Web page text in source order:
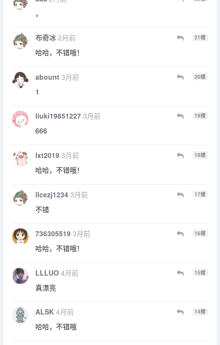
，
布奇冰 2月前 21楼
哈哈，不错哦！
abount 3月前 20楼
1
liuki19851227 3月前 19楼
666
lxt2019 3月前 18楼
哈哈，不错哦！
llcezj1234 3月前 17楼
不错
736305519 3月前 16楼
哈哈，不错哦！
LLLUO 4月前 15楼
真漂亮
ALSK 4月前 14楼
哈哈，不错哦